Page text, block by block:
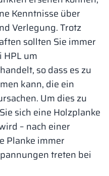
Kenntnisse über
Verlegung. Trotz
sollten Sie immer
HPL um
so dass es zu
kann, die ein
Um dies zu
sich eine Holzplanke
– nach einer
Planke immer
treten bei